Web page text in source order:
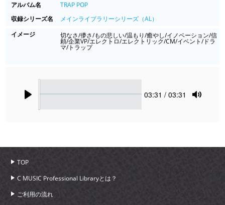
アルバム名
TRAP POP
収録シリーズ名
メインライブラリーシリーズ（AL）
イメージ
切なさ/儚さ/もの悲しい/温もり/癒やし/イノベーション/信
頼/企業VP/エレクトロ/エレクトリック/CM/イベント/ドラ
マ/トラップ
Current
03:31 / 03:31
TOP
C MUSIC Professional Libraryとは？
ご利用の流れ